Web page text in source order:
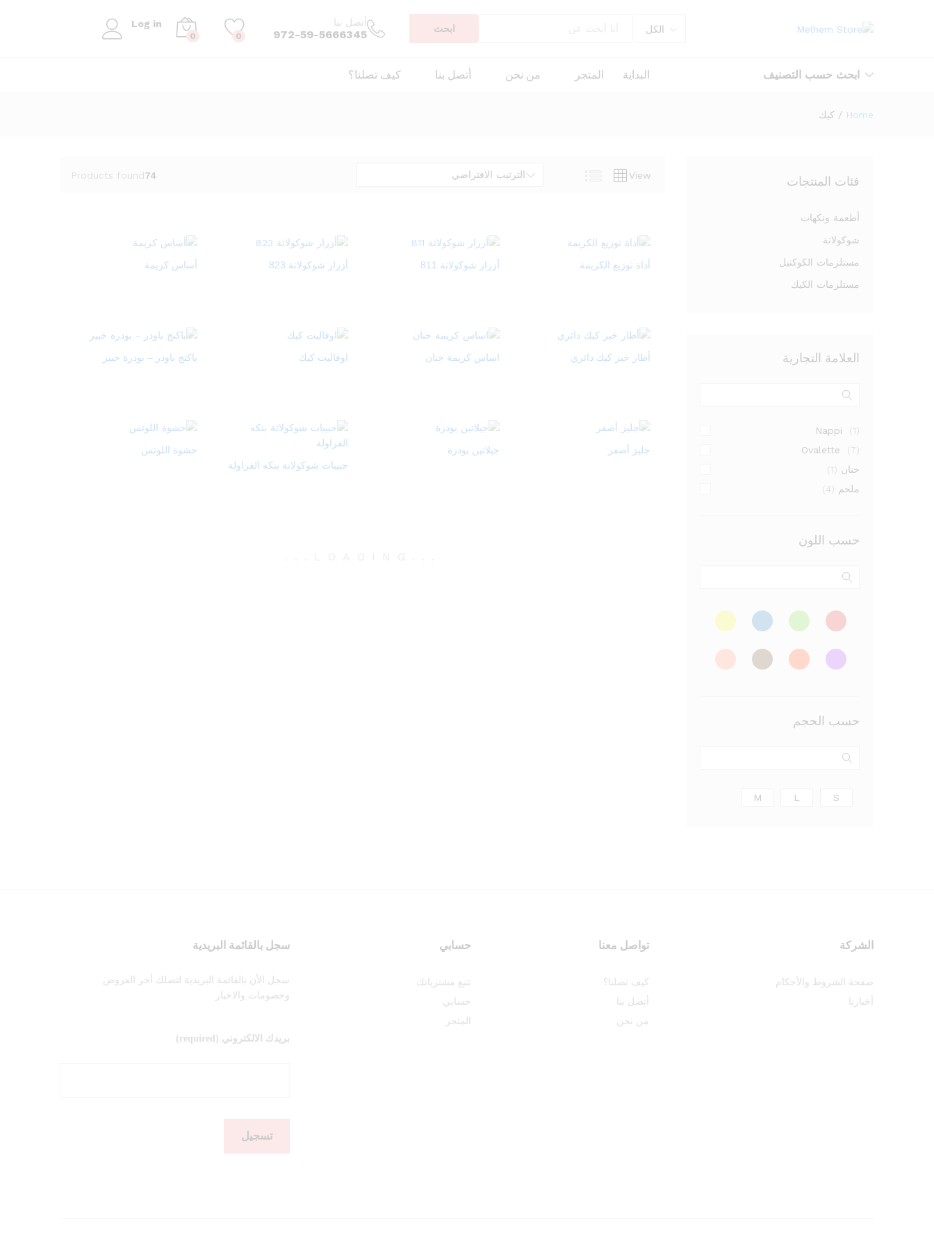
الكل ابحث
أتصل بنا
972-59-5666345
0
0
Log in
ابحث حسب التصنيف البداية المتجر من نحن أتصل بنا كيف تصلنا؟
Home
/ كيك
74
Products found View الترتيب الافتراضي
أداة توزيع الكريمة أزرار شوكولاتة 811 أزرار شوكولاتة 823 أساس كريمة
أطار خبز كيك دائري اساس كريمة حنان اوفاليت كيك باكنج باودر – بودرة خبيز
جليز أصفر
جيلاتين بودرة
حبيبات شوكولاتة بنكه الفراولة
حشوة اللوتس
فئات المنتجات
أطعمة ونكهات
شوكولاتة
مستلزمات الكوكتيل
مستلزمات الكيك
العلامة التجارية
Nappi (1)
Ovalette (7)
حنان (1)
ملحم (4)
حسب اللون
حسب الحجم
S
L
M
الشركة
صفحة الشروط والأحكام
أخبارنا
تواصل معنا
كيف تصلنا؟
أتصل بنا
من نحن
حسابي
تتبع مشترياتك
حسابي
المتجر
سجل بالقائمة البريدية
سجل الأن بالقائمة البريدية لتصلك أخر العروض
وخصومات والاخبار.
بريدك الالكتروني (required)